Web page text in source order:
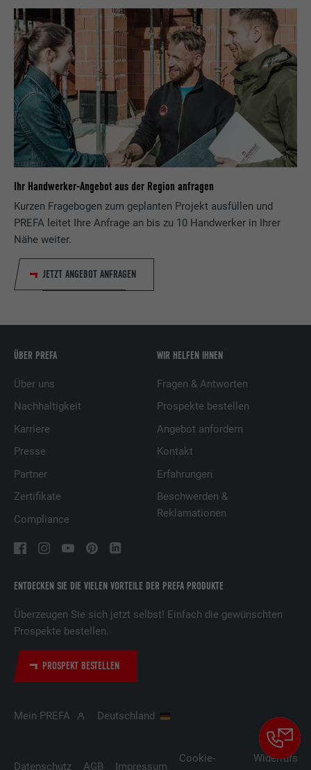
Ihr Handwerker-Angebot aus der Region anfragen
Kurzen Fragebogen zum geplanten Projekt ausfüllen und
PREFA leitet Ihre Anfrage an bis zu 10 Handwerker in Ihrer
Nähe weiter.
JETZT ANGEBOT ANFRAGEN
ENTDECKEN SIE DIE VIELEN VORTEILE DER PREFA PRODUKTE
Überzeugen Sie sich jetzt selbst! Einfach die gewünschten
Prospekte bestellen.
PROSPEKT BESTELLEN
ÜBER PREFA
Über uns
Nachhaltigkeit
Karriere
Presse
Partner
Zertifikate
Compliance
WIR HELFEN IHNEN
Fragen & Antworten
Prospekte bestellen
Angebot anfordern
Kontakt
Erfahrungen
Beschwerden &
Reklamationen
Mein PREFA Deutschland
Datenschutz AGB Impressum
Cookie-